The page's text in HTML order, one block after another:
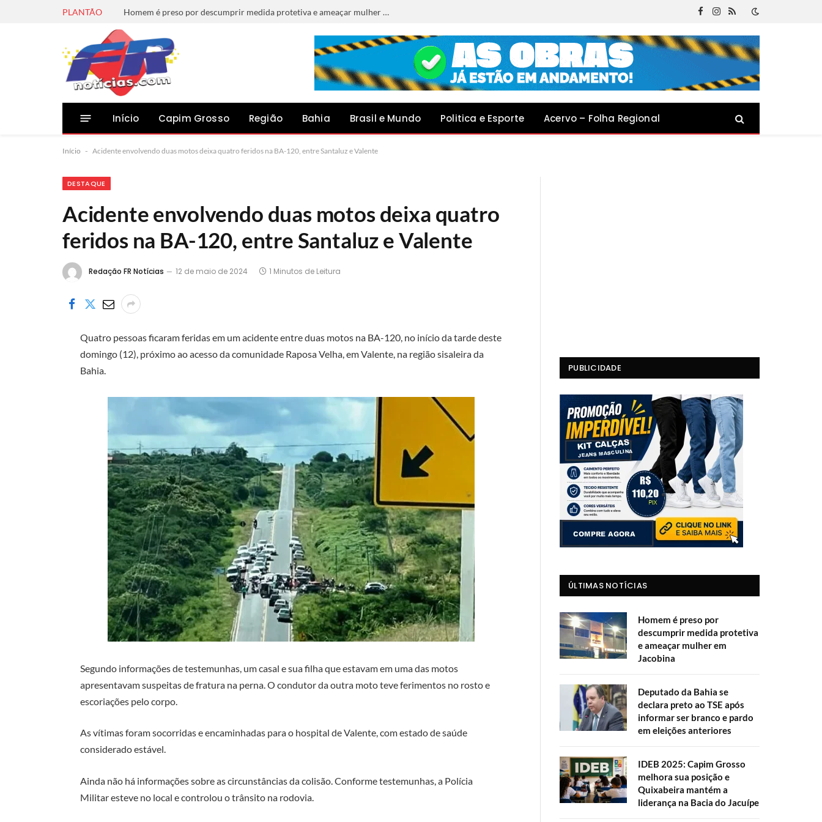
PLANTÃO Homem é preso por descumprir medida protetiva e ameaçar mulher em Jacobina
Facebook
Instagram
RSS
Início Capim Grosso Região Bahia Brasil e Mundo Politica e Esporte Acervo – Folha Regional
Início - Acidente envolvendo duas motos deixa quatro feridos na BA-120, entre Santaluz e Valente
DESTAQUE
Acidente envolvendo duas motos deixa quatro
feridos na BA-120, entre Santaluz e Valente
Redação FR Notícias 12 de maio de 2024 1 Minutos de Leitura
Quatro pessoas ficaram feridas em um acidente entre duas motos na BA-120, no início da tarde deste
domingo (12), próximo ao acesso da comunidade Raposa Velha, em Valente, na região sisaleira da
Bahia.
Segundo informações de testemunhas, um casal e sua filha que estavam em uma das motos
apresentavam suspeitas de fratura na perna. O condutor da outra moto teve ferimentos no rosto e
escoriações pelo corpo.
As vítimas foram socorridas e encaminhadas para o hospital de Valente, com estado de saúde
considerado estável.
Ainda não há informações sobre as circunstâncias da colisão. Conforme testemunhas, a Polícia
Militar esteve no local e controlou o trânsito na rodovia.
PUBLICIDADE
ÚLTIMAS NOTÍCIAS
Homem é preso por
descumprir medida protetiva
e ameaçar mulher em
Jacobina
Deputado da Bahia se
declara preto ao TSE após
informar ser branco e pardo
em eleições anteriores
IDEB 2025: Capim Grosso
melhora sua posição e
Quixabeira mantém a
liderança na Bacia do Jacuípe